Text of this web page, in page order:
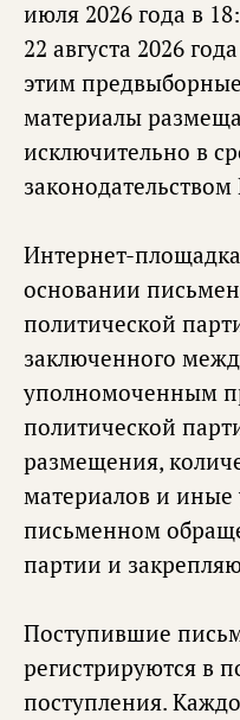
июля 2026 года в
22 августа 2026
этим
материалы
исключительно в
Интернет-
основании
политической
заключенного
уполномоченным
политической
размещения,
материалов и иные
письменном
партии и
Поступившие
регистрируются в
поступления.